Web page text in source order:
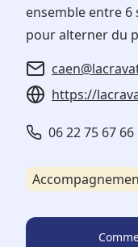
ensemble entre 6
pour alterner du
https://
06 22 75 67 66